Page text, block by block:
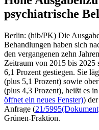
psychiatrische
Berlin: (hib/PK) Die
Behandlungen haben sich
den vergangenen zehn
Zeitraum von 2015 bis 2025
6,1 Prozent gestiegen. Sie
(plus 5,1 Prozent) sowie
(plus 4,3 Prozent), heißt es
öffnet ein neues Fenster))
Anfrage (21/5995
Grünen-Fraktion.